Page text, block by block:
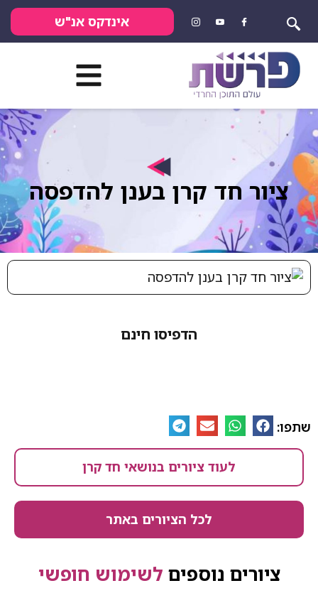
אינדקס אנ"ש
חד קרן בענן להדפסה
הדפיסו חינם
לעוד ציורים בנושאי חד קרן
לכל הציורים באתר
נוספים לשימוש חופשי